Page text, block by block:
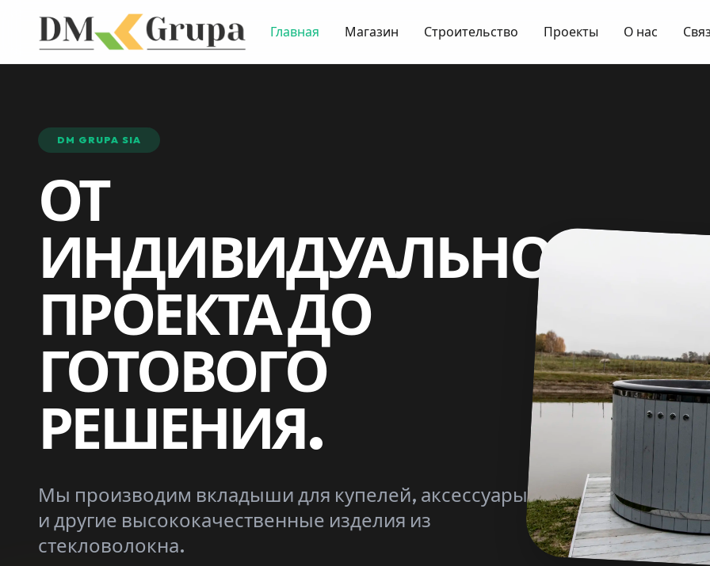
Главная Магазин Строительство Проекты О нас
DM GRUPA SIA
ОТ
ИНДИВИДУАЛЬНОГО
ПРОЕКТА ДО
ГОТОВОГО
РЕШЕНИЯ.
Мы производим вкладыши для купелей, аксессуары
и другие высококачественные изделия из
стекловолокна.